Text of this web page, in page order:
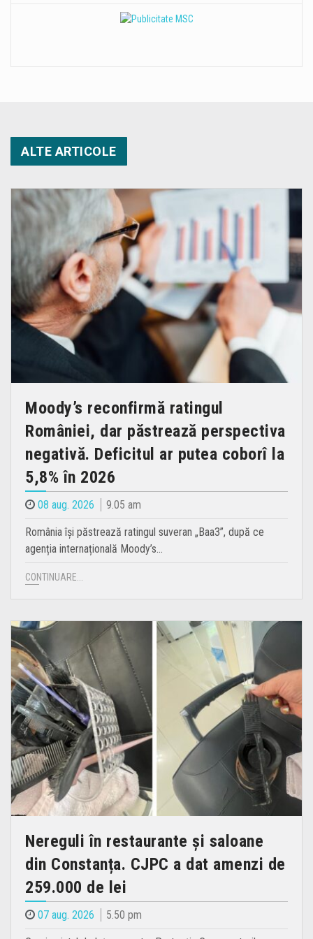
ALTE ARTICOLE
Moody’s reconfirmă ratingul
României, dar păstrează perspectiva
negativă. Deficitul ar putea coborî la
5,8% în 2026
08 aug. 2026 9.05 am
România își păstrează ratingul suveran „Baa3”, după ce
agenția internațională Moody’s…
CONTINUARE...
Nereguli în restaurante și saloane
din Constanța. CJPC a dat amenzi de
259.000 de lei
07 aug. 2026 5.50 pm